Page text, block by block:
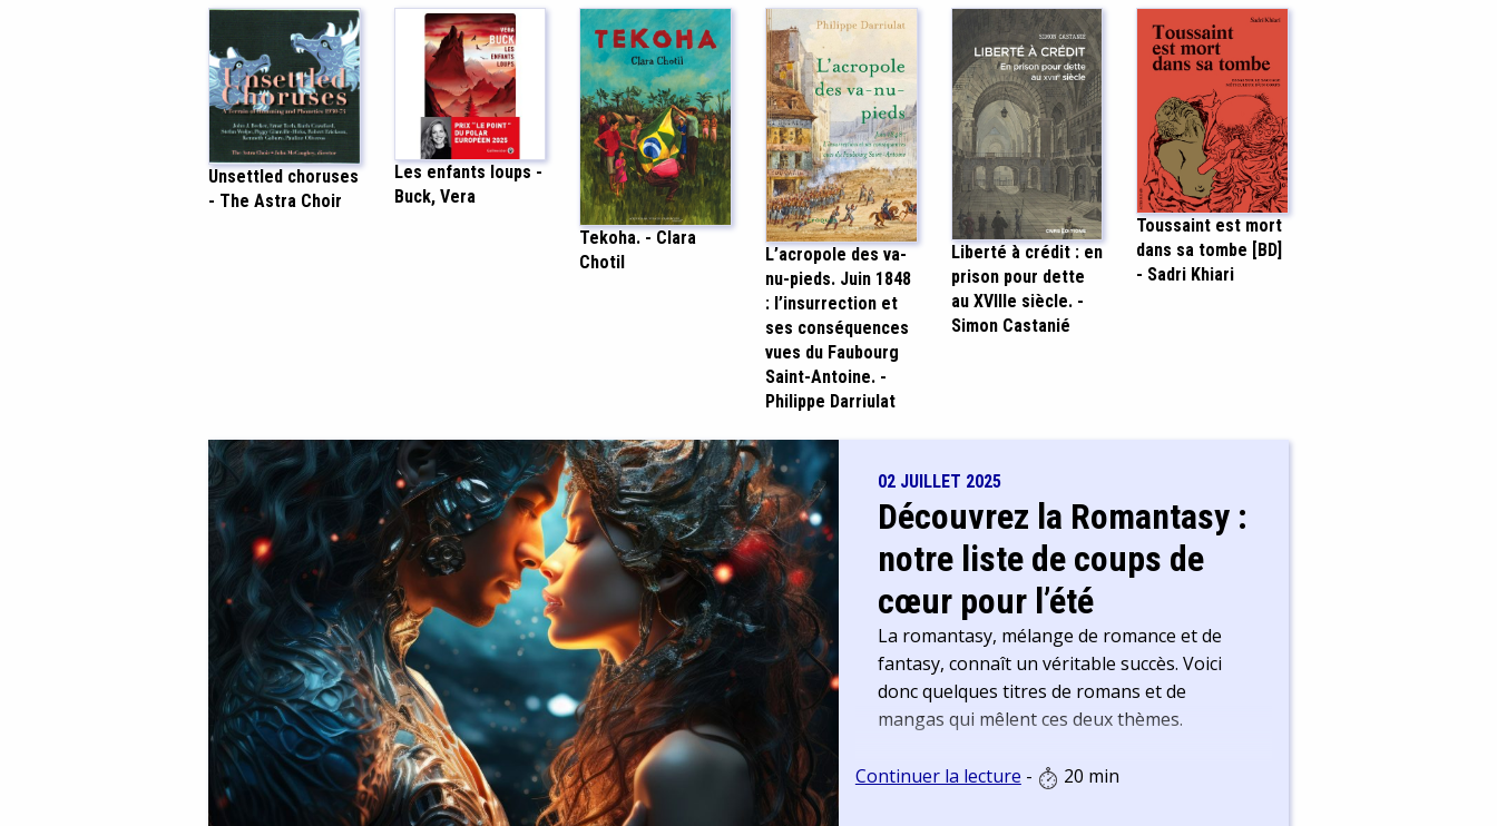
Unsettled choruses
- The Astra Choir
Les enfants loups -
Buck, Vera
Tekoha. - Clara
Chotil
L’acropole des va-
nu-pieds. Juin 1848
: l’insurrection et
ses conséquences
vues du Faubourg
Saint-Antoine. -
Philippe Darriulat
Liberté à crédit : en
prison pour dette
au XVIIIe siècle. -
Simon Castanié
Toussaint est mort
dans sa tombe [BD]
- Sadri Khiari
02 JUILLET 2025
Découvrez la Romantasy :
notre liste de coups de
cœur pour l’été
La romantasy, mélange de romance et de
fantasy, connaît un véritable succès. Voici
donc quelques titres de romans et de
mangas qui mêlent ces deux thèmes.
Continuer la lecture - 20 min